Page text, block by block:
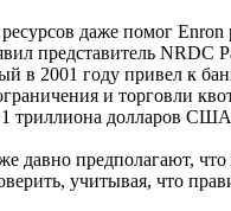
даже помог
представитель
в 2001 году привел к
и торговли
триллиона долларов
давно предполагают,
учитывая, что